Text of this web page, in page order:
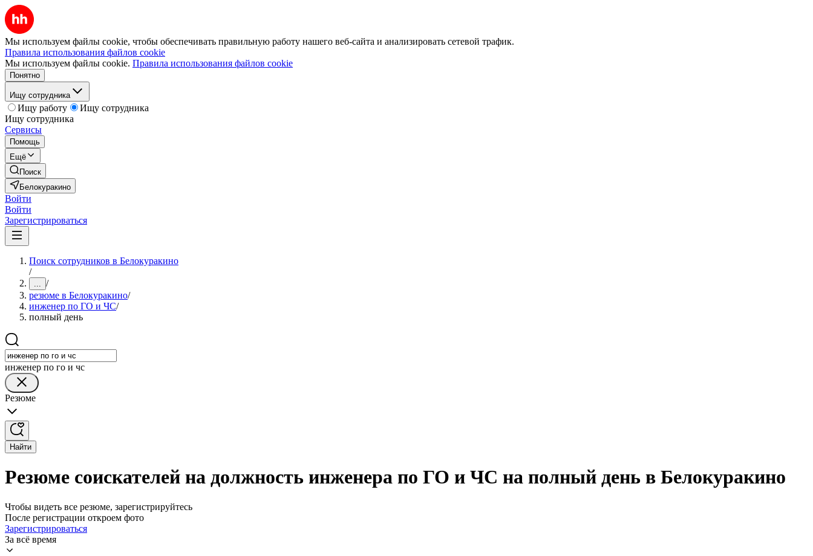
Мы используем файлы cookie, чтобы обеспечивать правильную работу нашего веб-сайта и анализировать сетевой трафик.
Правила использования файлов cookie
Мы используем файлы cookie. Правила использования файлов cookie
Понятно
Ищу сотрудника
Ищу работу
Ищу сотрудника
Ищу сотрудника
Сервисы
Помощь
Ещё
Поиск
Белокуракино
Войти
Войти
Зарегистрироваться
Поиск сотрудников в Белокуракино
/
... /
резюме в Белокуракино/
инженер по ГО и ЧС/
полный день
инженер по го и чс
Резюме
Найти
Резюме соискателей на должность инженера по ГО и ЧС на полный день в Белокуракино
Чтобы видеть все резюме, зарегистрируйтесь
После регистрации откроем фото
Зарегистрироваться
За всё время